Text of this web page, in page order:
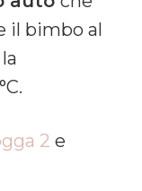
il bimbo al
2 e